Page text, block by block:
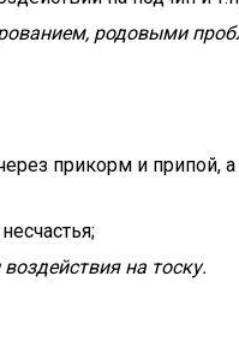
родовыми
прикорм и
на тоску.